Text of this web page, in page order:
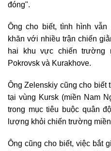
đóng".
Ông cho biết, tình hình
khăn với nhiều trận chiến
hai khu vực chiến trường
Pokrovsk và Kurakhove.
Ông Zelenskiy cũng cho biết
tại vùng Kursk (miền Nam
trong mục tiêu buộc quân
lượng khỏi chiến trường
Ông cũng cho biết, việc bắt